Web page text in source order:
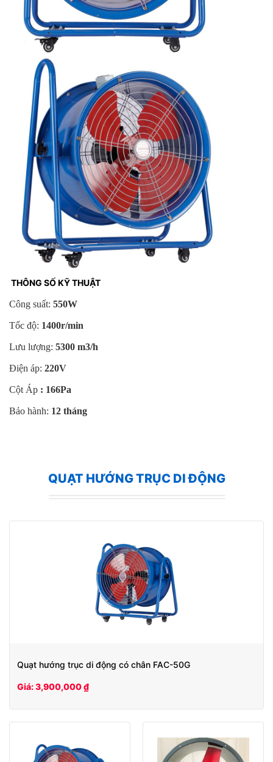
THÔNG SỐ KỸ THUẬT
Công suất: 550W
Tốc độ: 1400r/min
Lưu lượng: 5300 m3/h
Điện áp: 220V
Cột Áp : 166Pa
Bảo hành: 12 tháng
QUẠT HƯỚNG TRỤC DI ĐỘNG
Quạt hướng trục di động có chân FAC-50G
Giá: 3,900,000 ₫